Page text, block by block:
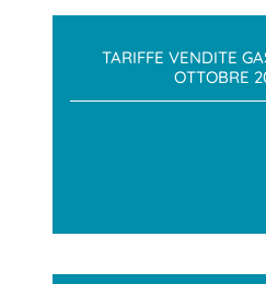
TARIFFE VENDITE
OTTOBRE